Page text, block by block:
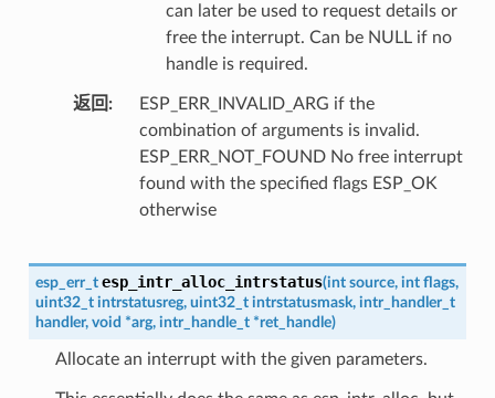
can later be used to request details or
free the interrupt. Can be NULL if no
handle is required.
返回
ESP_ERR_INVALID_ARG if the
combination of arguments is invalid.
ESP_ERR_NOT_FOUND No free interrupt
found with the specified flags ESP_OK
otherwise
esp_err_t esp_intr_alloc_intrstatus(int source, int flags,
uint32_t intrstatusreg, uint32_t intrstatusmask, intr_handler_t
handler, void *arg, intr_handle_t *ret_handle)
Allocate an interrupt with the given parameters.